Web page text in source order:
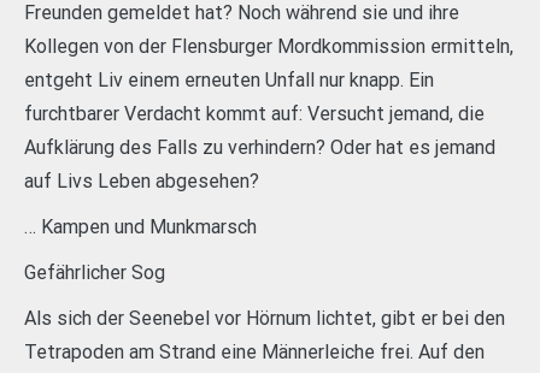
Freunden gemeldet hat? Noch während sie und ihre
Kollegen von der Flensburger Mordkommission ermitteln,
entgeht Liv einem erneuten Unfall nur knapp. Ein
furchtbarer Verdacht kommt auf: Versucht jemand, die
Aufklärung des Falls zu verhindern? Oder hat es jemand
auf Livs Leben abgesehen?
… Kampen und Munkmarsch
Gefährlicher Sog
Als sich der Seenebel vor Hörnum lichtet, gibt er bei den
Tetrapoden am Strand eine Männerleiche frei. Auf den